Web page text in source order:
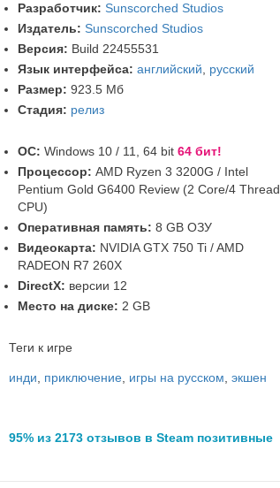
Разработчик: Sunscorched Studios
Издатель: Sunscorched Studios
Версия: Build 22455531
Язык интерфейса: английский
русский
Размер: 923.5 Мб
Стадия: релиз
ОС: Windows 10 / 11, 64 bit 64 бит!
Процессор: AMD Ryzen 3 3200G / Intel
Pentium Gold G6400 Review (2 Core/4 Thread
CPU)
Оперативная память: 8 GB ОЗУ
Видеокарта: NVIDIA GTX 750 Ti / AMD
RADEON R7 260X
DirectX: версии 12
Место на диске: 2 GB
Теги к игре
инди приключение, игры на русском экшен
95% из 2173 отзывов в Steam позитивные